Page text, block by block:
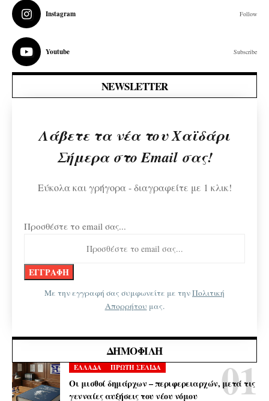
Instagram Follow
Youtube Subscribe
NEWSLETTER
Λάβετε τα νέα του Χαϊδάρι
Σήμερα στο Email σας!
Εύκολα και γρήγορα - διαγραφείτε με 1 κλικ!
Προσθέστε το email σας...
Με την εγγραφή σας συμφωνείτε με τηνΠολιτική
Απορρήτου μας.
ΔΗΜΟΦΙΛΉ
ΕΛΛΑΔΑ ΠΡΩΤΗ ΣΕΛΙΔΑ
Οι μισθοί δημάρχων – περιφερειαρχών, μετά τις
γενναίες αυξήσεις του νέου νόμου